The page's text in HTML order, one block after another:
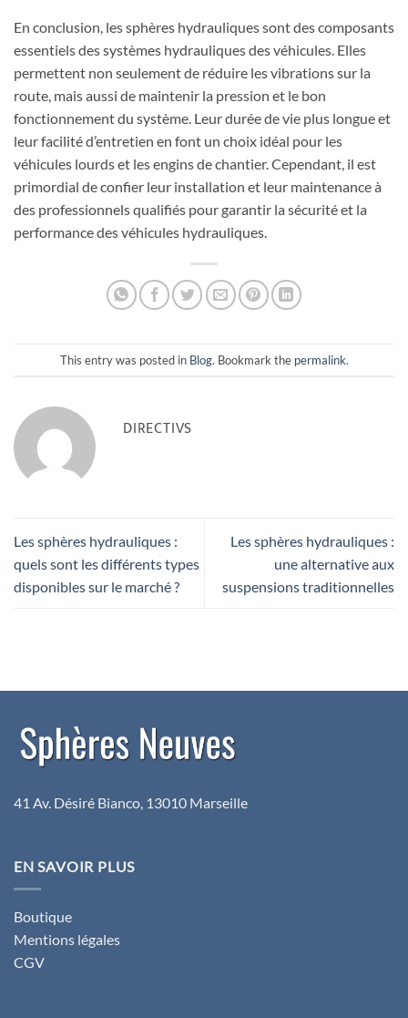
En conclusion, les sphères hydrauliques sont des composants
essentiels des systèmes hydrauliques des véhicules. Elles
permettent non seulement de réduire les vibrations sur la
route, mais aussi de maintenir la pression et le bon
fonctionnement du système. Leur durée de vie plus longue et
leur facilité d’entretien en font un choix idéal pour les
véhicules lourds et les engins de chantier. Cependant, il est
primordial de confier leur installation et leur maintenance à
des professionnels qualifiés pour garantir la sécurité et la
performance des véhicules hydrauliques.
This entry was posted in Blog. Bookmark the permalink.
DIRECTIVS
Les sphères hydrauliques :
quels sont les différents types
disponibles sur le marché ?
Les sphères hydrauliques :
une alternative aux
suspensions traditionnelles
41 Av. Désiré Bianco, 13010 Marseille
EN SAVOIR PLUS
Boutique
Mentions légales
CGV